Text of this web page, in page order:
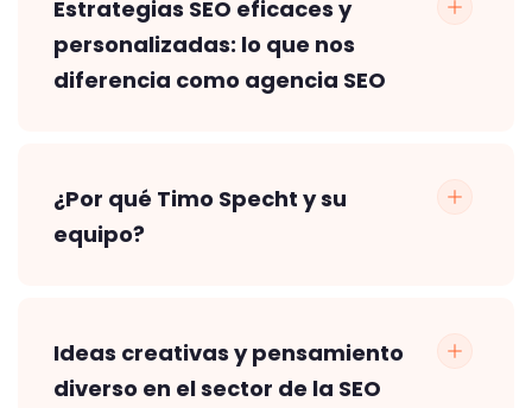
Estrategias SEO eficaces y
personalizadas: lo que nos
diferencia como agencia SEO
¿Por qué Timo Specht y su
equipo?
Ideas creativas y pensamiento
diverso en el sector de la SEO